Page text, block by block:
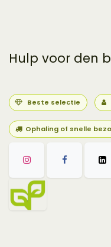
Hulp voor den
Beste selectie
Ophaling of snelle